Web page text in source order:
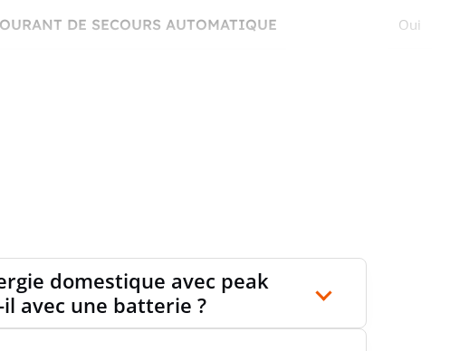
DE SECOURS AUTOMATIQUE Oui
MICRO-ONDULEURS
ONDULEURS
domestique avec peak
avec une batterie ?